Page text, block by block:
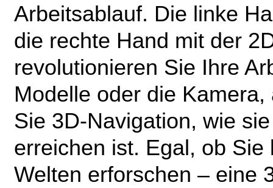
Arbeitsablauf. Die linke
die rechte Hand mit der
revolutionieren Sie Ihre
Modelle oder die
Sie 3D-Navigation, wie
erreichen ist. Egal, ob Sie
Welten erforschen – eine